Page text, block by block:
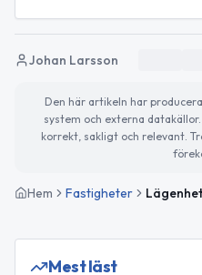
Johan Larsson
Den här artikeln har
system och externa
korrekt, sakligt och relevant.
Hem Fastigheter
Mest läst